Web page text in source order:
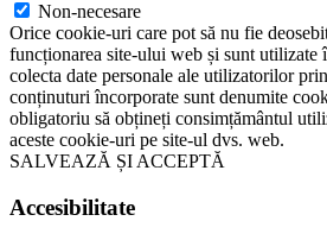
Non-necesare
Orice cookie-uri care pot să nu fie
funcționarea site-ului web și sunt utilizate
colecta date personale ale utilizatorilor
conținuturi încorporate sunt denumite
obligatoriu să obțineți consimțământul
aceste cookie-uri pe site-ul dvs. web.
SALVEAZĂ ȘI ACCEPTĂ
Accesibilitate